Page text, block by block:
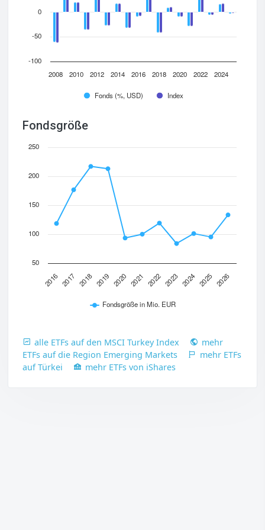
Fonds (%, USD) Index
2008 2010 2012 2014 2016 2018 2020 2022 2024
-100
-50
0
Fondsgröße
Fondsgröße in Mio. EUR
2016 2017 2018 2019 2020 2021 2022 2023 2024 2025 2026
50
100
150
200
250
alle ETFs auf den MSCI Turkey Index
mehr
ETFs auf die Region Emerging Markets
mehr ETFs
auf Türkei
mehr ETFs von iShares